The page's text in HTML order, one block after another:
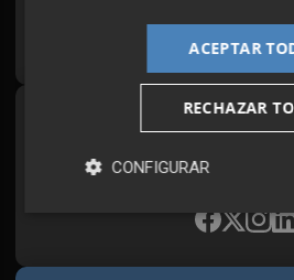
Síguenos en
Plaza Podcast, desde
ACEPTAR
RECHAZAR
CONFIGURAR